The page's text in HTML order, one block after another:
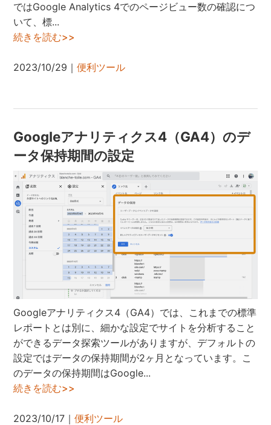
ではGoogle Analytics 4でのページビュー数の確認につ
いて、標...
続きを読む>>
2023/10/29｜便利ツール
Googleアナリティクス4（GA4）のデ
ータ保持期間の設定
Googleアナリティクス4（GA4）では、これまでの標準
レポートとは別に、細かな設定でサイトを分析すること
ができるデータ探索ツールがありますが、デフォルトの
設定ではデータの保持期間が2ヶ月となっています。こ
のデータの保持期間はGoogle...
続きを読む>>
2023/10/17｜便利ツール